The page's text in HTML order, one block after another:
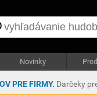
Novinky
PRE FIRMY. Darčeky